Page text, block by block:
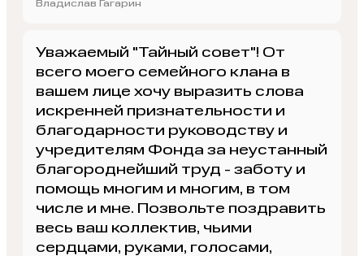
Владислав Гагарин
Уважаемый "Тайный совет"! От
всего моего семейного клана в
вашем лице хочу выразить слова
искренней признательности и
благодарности руководству и
учредителям Фонда за неустанный
благороднейший труд - заботу и
помощь многим и многим, в том
числе и мне. Позвольте поздравить
весь ваш коллектив, чьими
сердцами, руками, голосами,